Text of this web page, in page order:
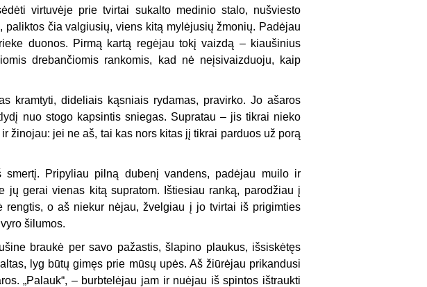
virtuvėje prie tvirtai sukalto medinio stalo, nušviesto
paliktos čia valgiusių, viens kitą mylėjusių žmonių. Padėjau
duonos. Pirmą kartą regėjau tokį vaizdą – kiaušinius
drebančiomis rankomis, kad nė neįsivaizduoju, kaip
kramtyti, dideliais kąsniais rydamas, pravirko. Jo ašaros
nuo stogo kapsintis sniegas. Supratau – jis tikrai nieko
žinojau: jei ne aš, tai kas nors kitas jį tikrai parduos už porą
Pripyliau pilną dubenį vandens, padėjau muilo ir
jų gerai vienas kitą supratom. Ištiesiau ranką, parodžiau į
rengtis, o aš niekur nėjau, žvelgiau į jo tvirtai iš prigimties
šilumos.
braukė per savo pažastis, šlapino plaukus, išsiskėtęs
lyg būtų gimęs prie mūsų upės. Aš žiūrėjau prikandusi
„Palauk“, – burbtelėjau jam ir nuėjau iš spintos ištraukti